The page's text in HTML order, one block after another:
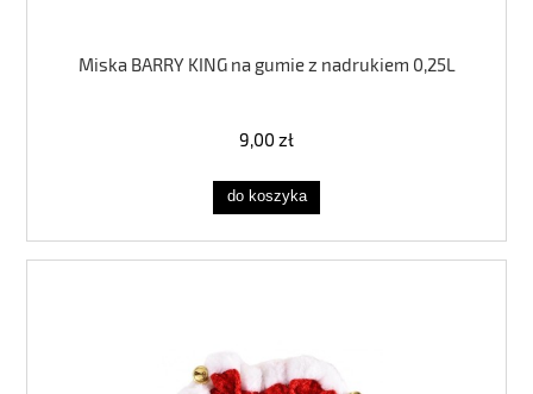
Miska BARRY KING na gumie z nadrukiem 0,25L
9,00 zł
do koszyka